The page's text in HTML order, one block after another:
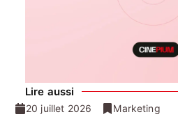
Lire aussi
20 juillet 2026 Marketing